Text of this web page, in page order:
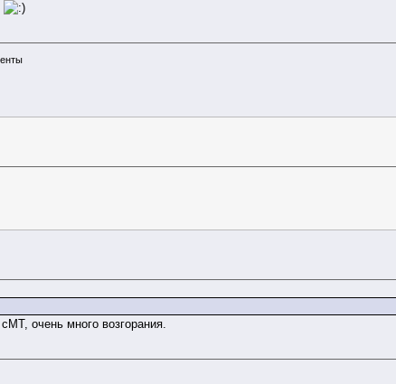
очень много возгорания.